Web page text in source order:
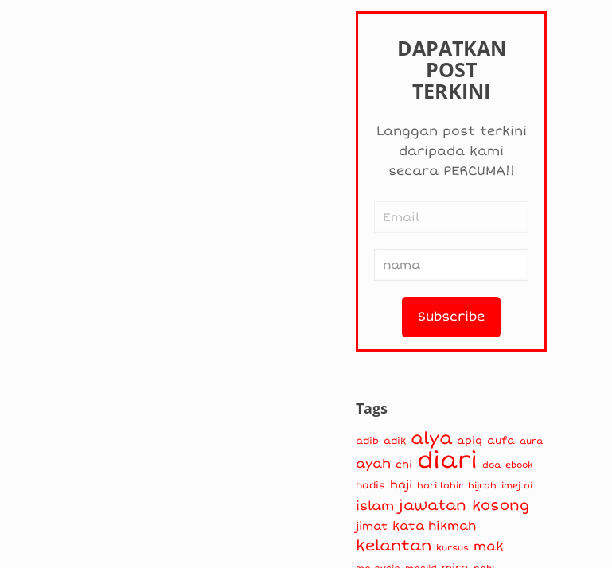
DAPATKAN
POST
TERKINI
Langgan post terkini
daripada kami
secara PERCUMA!!
Tags
adib adik alya apiq aufa aura
ayah chi diari doa ebook
hadis haji hari lahir hijrah imej ai
islam jawatan kosong
jimat kata hikmah
kelantan kursus mak